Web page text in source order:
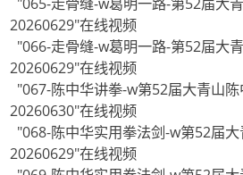
"065-走骨缝-w葛明一路-第52届大
20260629"在线视频
"066-走骨缝-w葛明一路-第52届大
20260629"在线视频
"067-陈中华讲拳-w第52届大青山
20260630"在线视频
"068-陈中华实用拳法剑-w第52届
20260629"在线视频